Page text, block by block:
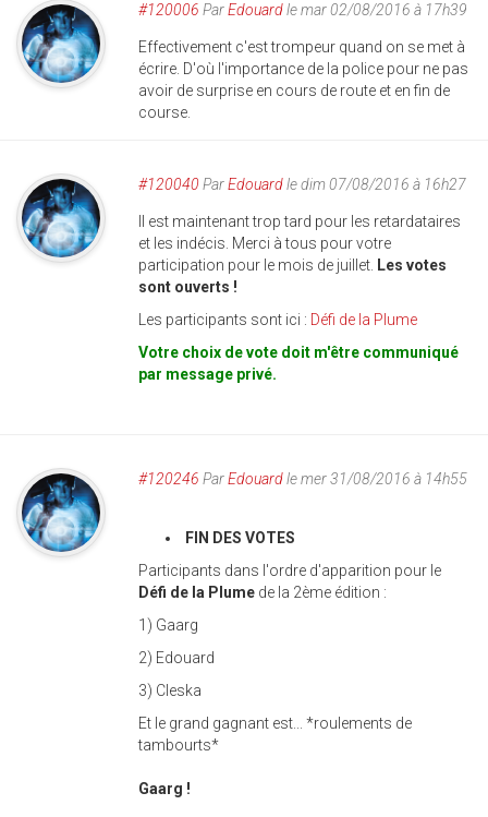
#120006 ParEdouardle mar 02/08/2016 à 17h39
Effectivement c'est trompeur quand on se met à
écrire. D'où l'importance de la police pour ne pas
avoir de surprise en cours de route et en fin de
course.
#120040 ParEdouardle dim 07/08/2016 à 16h27
Il est maintenant trop tard pour les retardataires
et les indécis. Merci à tous pour votre
participation pour le mois de juillet. Les votes
sont ouverts !
Les participants sont ici : Défi de la Plume
Votre choix de vote doit m'être communiqué
par message privé.
#120246 ParEdouardle mer 31/08/2016 à 14h55
FIN DES VOTES
Participants dans l'ordre d'apparition pour le
Défi de la Plume de la 2ème édition :
1) Gaarg
2) Edouard
3) Cleska
Et le grand gagnant est... *roulements de
tambourts*
Gaarg !